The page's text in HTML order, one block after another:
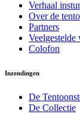
Verhaal
Over de
Partners
Veelgestelde
Colofon
Inzendingen
De
De Collectie